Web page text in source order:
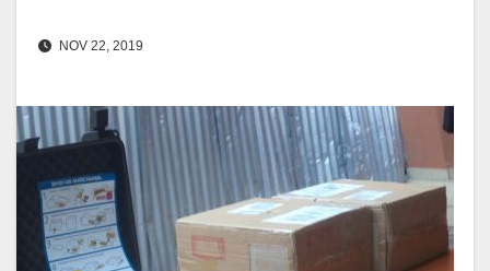
NOV 22, 2019